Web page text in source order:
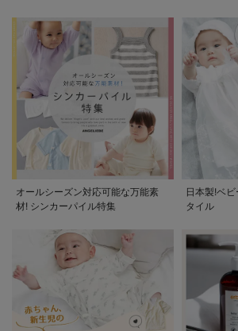
オールシーズン対応可能な万能素
材! シンカーパイル特集
日本製!ベ
タイル